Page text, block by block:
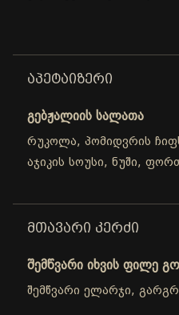
ᲐᲞᲔᲢᲐᲘᲖᲔᲠᲘ
გებჟალიის სალათა
რუკოლა, პომიდვრის
აჯიკის სოუსი, ნუში,
ᲛᲗᲐᲕᲐᲠᲘ ᲙᲔᲠᲫᲘ
შემწვარი იხვის ფილე
შემწვარი ელარჯი,